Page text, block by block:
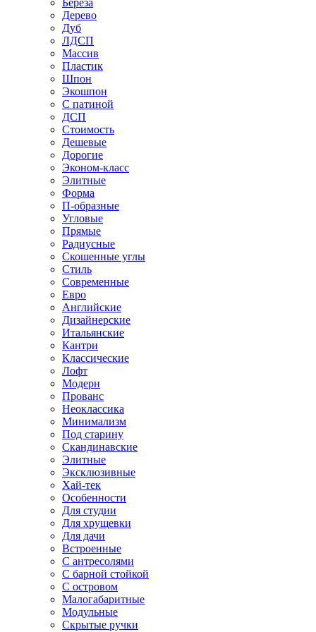
Береза
Дерево
Дуб
ЛДСП
Массив
Пластик
Шпон
Экошпон
С патиной
ДСП
Стоимость
Дешевые
Дорогие
Эконом-класс
Элитные
Форма
П-образные
Угловые
Прямые
Радиусные
Скошенные углы
Стиль
Современные
Евро
Английские
Дизайнерские
Итальянские
Кантри
Классические
Лофт
Модерн
Прованс
Неоклассика
Минимализм
Под старину
Скандинавские
Элитные
Эксклюзивные
Хай-тек
Особенности
Для студии
Для хрущевки
Для дачи
Встроенные
С антресолями
С барной стойкой
С островом
Малогабаритные
Модульные
Скрытые ручки